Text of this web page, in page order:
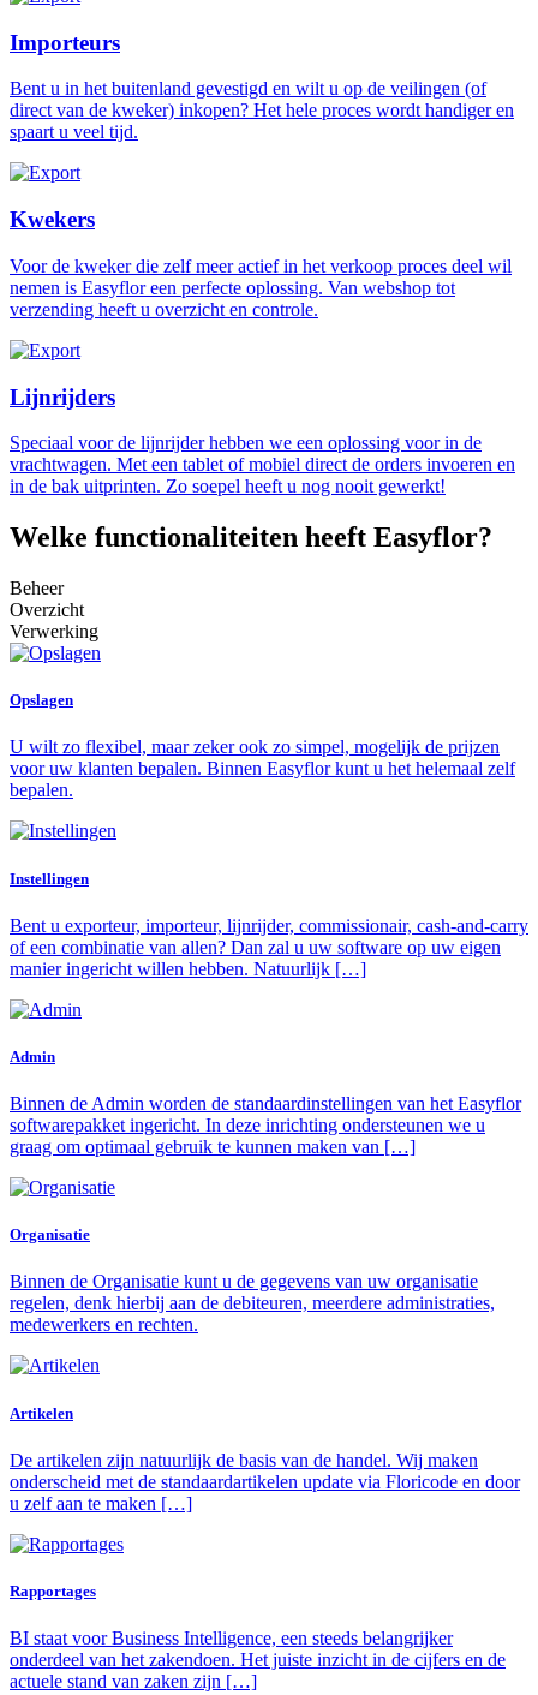
Importeurs
Bent u in het buitenland gevestigd en wilt u op de veilingen (of
direct van de kweker) inkopen? Het hele proces wordt handiger en
spaart u veel tijd.
Kwekers
Voor de kweker die zelf meer actief in het verkoop proces deel wil
nemen is Easyflor een perfecte oplossing. Van webshop tot
verzending heeft u overzicht en controle.
Lijnrijders
Speciaal voor de lijnrijder hebben we een oplossing voor in de
vrachtwagen. Met een tablet of mobiel direct de orders invoeren en
in de bak uitprinten. Zo soepel heeft u nog nooit gewerkt!
Welke functionaliteiten heeft Easyflor?
Beheer
Overzicht
Verwerking
Opslagen
U wilt zo flexibel, maar zeker ook zo simpel, mogelijk de prijzen
voor uw klanten bepalen. Binnen Easyflor kunt u het helemaal zelf
bepalen.
Instellingen
Bent u exporteur, importeur, lijnrijder, commissionair, cash-and-carry
of een combinatie van allen? Dan zal u uw software op uw eigen
manier ingericht willen hebben. Natuurlijk […]
Admin
Binnen de Admin worden de standaardinstellingen van het Easyflor
softwarepakket ingericht. In deze inrichting ondersteunen we u
graag om optimaal gebruik te kunnen maken van […]
Organisatie
Binnen de Organisatie kunt u de gegevens van uw organisatie
regelen, denk hierbij aan de debiteuren, meerdere administraties,
medewerkers en rechten.
Artikelen
De artikelen zijn natuurlijk de basis van de handel. Wij maken
onderscheid met de standaardartikelen update via Floricode en door
u zelf aan te maken […]
Rapportages
BI staat voor Business Intelligence, een steeds belangrijker
onderdeel van het zakendoen. Het juiste inzicht in de cijfers en de
actuele stand van zaken zijn […]